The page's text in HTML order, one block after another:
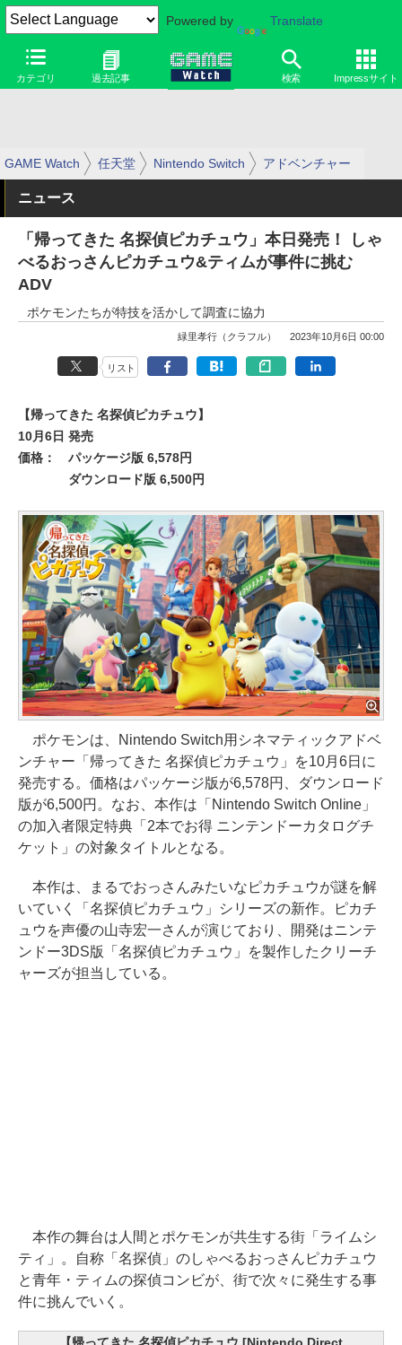
Powered by Translate
カテゴリ 過去記事 検索 Impressサイト
GAME Watch 任天堂 Nintendo Switch アドベンチャー
ニュース
「帰ってきた 名探偵ピカチュウ」本日発売！ しゃ
べるおっさんピカチュウ&ティムが事件に挑む
ADV
ポケモンたちが特技を活かして調査に協力
緑里孝行（クラフル） 2023年10月6日 00:00
リスト
【帰ってきた 名探偵ピカチュウ】
10月6日 発売
価格：
パッケージ版 6,578円
ダウンロード版 6,500円
ポケモンは、Nintendo Switch用シネマティックアドベ
ンチャー「帰ってきた 名探偵ピカチュウ」を10月6日に
発売する。価格はパッケージ版が6,578円、ダウンロード
版が6,500円。なお、本作は「Nintendo Switch Online」
の加入者限定特典「2本でお得 ニンテンドーカタログチ
ケット」の対象タイトルとなる。
本作は、まるでおっさんみたいなピカチュウが謎を解
いていく「名探偵ピカチュウ」シリーズの新作。ピカチ
ュウを声優の山寺宏一さんが演じており、開発はニンテ
ンドー3DS版「名探偵ピカチュウ」を製作したクリーチ
ャーズが担当している。
本作の舞台は人間とポケモンが共生する街「ライムシ
ティ」。自称「名探偵」のしゃべるおっさんピカチュウ
と青年・ティムの探偵コンビが、街で次々に発生する事
件に挑んでいく。